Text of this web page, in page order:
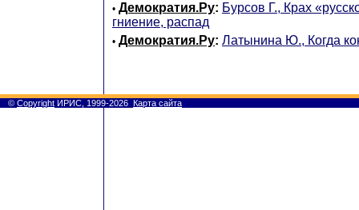
• Демократия.Ру: Бурсов Г., Крах
гниение, распад
• Демократия.Ру: Латынина Ю., Когда
© Copyright ИРИС, 1999-2026 Карта сайта